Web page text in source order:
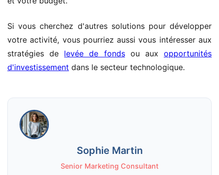
Si vous cherchez d'autres solutions pour développer
votre activité, vous pourriez aussi vous intéresser aux
stratégies de levée de fondsou auxopportunités
d'investissement dans le secteur technologique.
Sophie Martin
Senior Marketing Consultant